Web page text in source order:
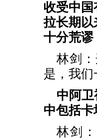
收受中
拉长期以
十分荒谬
林剑
是，我们
中阿
中包括
林剑